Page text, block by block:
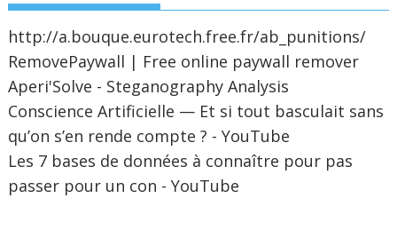
http://a.bouque.eurotech.free.fr/ab_punitions/
RemovePaywall | Free online paywall remover
Aperi'Solve - Steganography Analysis
Conscience Artificielle — Et si tout basculait sans
qu’on s’en rende compte ? - YouTube
Les 7 bases de données à connaître pour pas
passer pour un con - YouTube